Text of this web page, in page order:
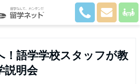
！語学学校スタッフが教
説明会